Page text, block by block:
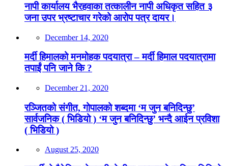
नापी कार्यालय भैरहवाका तत्कालीन नापी अधिकृत सहित ३
जना उपर भ्रष्टाचार गरेको आरोप पत्र दायर।
December 14, 2020
मर्दी हिमालको मनमोहक पदयात्रा – मर्दी हिमाल पदयात्रामा
तपाईं पनि जाने कि ?
December 21, 2020
रञ्जितको संगीत, गोपालको शब्दमा ‘म जुन बनिदिन्छु’
सार्वजनिक ( भिडियो ) ‘म जुन बनिदिन्छु’ भन्दै आईन प्रविशा
( भिडियो )
August 25, 2020